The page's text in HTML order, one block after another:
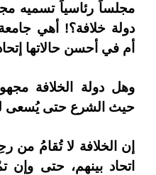
مجلساً رئاسياً تسميه
دولة خلافة؟! أهي
أم في أحسن حالاتها
وهل دولة الخلافة
حيث الشرع حتى يُسعى
إن الخلافة لا تُقامُ من
اتحاد بينهم، حتى وإن